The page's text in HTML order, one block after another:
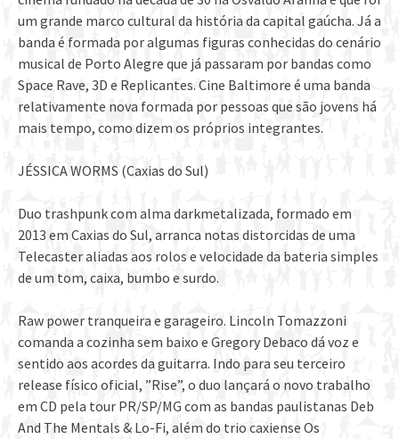
um grande marco cultural da história da capital gaúcha. Já a
banda é formada por algumas figuras conhecidas do cenário
musical de Porto Alegre que já passaram por bandas como
Space Rave, 3D e Replicantes. Cine Baltimore é uma banda
relativamente nova formada por pessoas que são jovens há
mais tempo, como dizem os próprios integrantes.
JÉSSICA WORMS (Caxias do Sul)
Duo trashpunk com alma darkmetalizada, formado em
2013 em Caxias do Sul, arranca notas distorcidas de uma
Telecaster aliadas aos rolos e velocidade da bateria simples
de um tom, caixa, bumbo e surdo.
Raw power tranqueira e garageiro. Lincoln Tomazzoni
comanda a cozinha sem baixo e Gregory Debaco dá voz e
sentido aos acordes da guitarra. Indo para seu terceiro
release físico oficial, ”Rise”, o duo lançará o novo trabalho
em CD pela tour PR/SP/MG com as bandas paulistanas Deb
And The Mentals & Lo-Fi, além do trio caxiense Os